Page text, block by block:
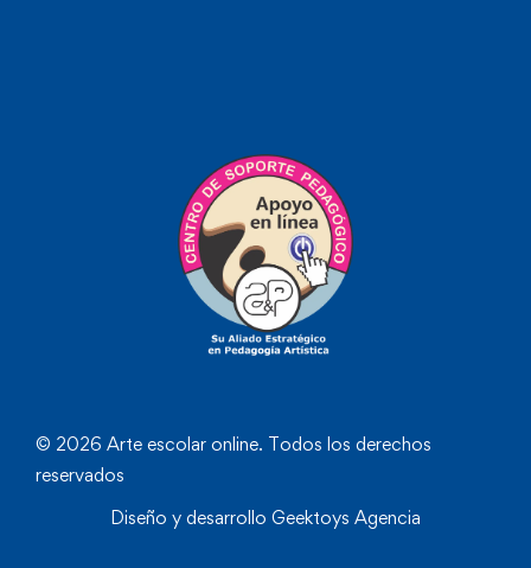
© 2026 Arte escolar online. Todos los derechos
reservados
Diseño y desarrollo Geektoys Agencia